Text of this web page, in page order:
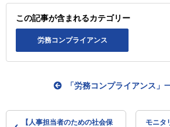
この記事が含まれるカテゴリー
労務コンプライアンス
【人事担当者のための社会保
「労務コンプライアンス」
モニタ